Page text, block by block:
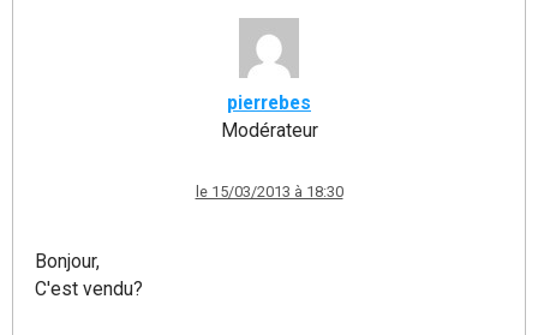
pierrebes
Modérateur
le 15/03/2013 à 18:30
Bonjour,
C'est vendu?